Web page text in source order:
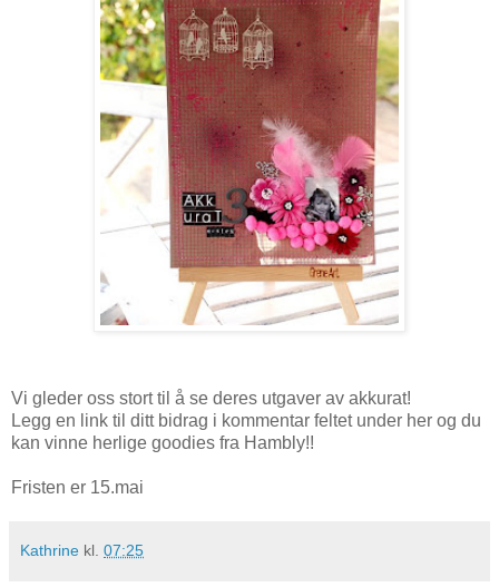
Vi gleder oss stort til å se deres utgaver av akkurat!
Legg en link til ditt bidrag i kommentar feltet under her og du
kan vinne herlige goodies fra Hambly!!
Fristen er 15.mai
Kathrine kl. 07:25